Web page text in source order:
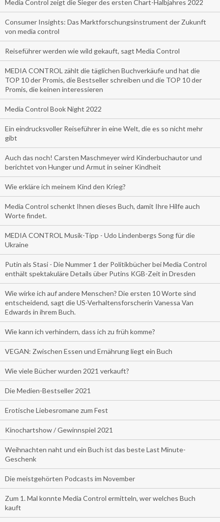
Media Control zeigt die Sieger des ersten Chart-Halbjahres 2022
Consumer Insights: Das Marktforschungsinstrument der Zukunft
von media control
Reiseführer werden wie wild gekauft, sagt Media Control
MEDIA CONTROL zählt die täglichen Buchverkäufe und hat die
TOP 10 der Promis, die Bestseller schreiben und die TOP 10 der
Promis, die keinen interessieren
Media Control Book Night 2022
Ein eindrucksvoller Reiseführer in eine Welt, die es so nicht mehr
gibt
Auch das noch! Carsten Maschmeyer wird Kinderbuchautor und
berichtet von Hunger und Armut in seiner Kindheit
Wie erkläre ich meinem Kind den Krieg?
Media Control schenkt Ihnen dieses Buch, damit Ihre Hilfe auch
Worte findet.
MEDIA CONTROL Musik-Tipp - Udo Lindenbergs Song für die
Ukraine
Putin als Stasi - Die Nummer 1 der Politikbücher bei Media Control
enthält spektakuläre Details über Putins KGB-Zeit in Dresden
Wie wirke ich auf andere Menschen? Die ersten 10 Worte sind
entscheidend, sagt die US-Verhaltensforscherin Vanessa Van
Edwards in ihrem Buch.
Wie kann ich verhindern, dass ich zu früh komme?
VEGAN: Zwischen Essen und Ernährung liegt ein Buch
Wie viele Bücher wurden 2021 verkauft?
Die Medien-Bestseller 2021
Erotische Liebesromane zum Fest
Kinochartshow / Gewinnspiel 2021
Weihnachten naht und ein Buch ist das beste Last Minute-
Geschenk
Die meistgehörten Podcasts im November
Zum 1. Mal konnte Media Control ermitteln, wer welches Buch
kauft